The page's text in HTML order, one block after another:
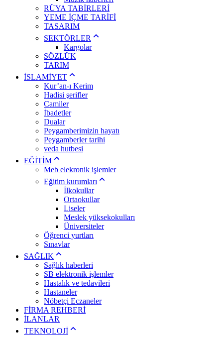
RÜYA TABİRLERİ
YEME İÇME TARİFİ
TASARIM
SEKTÖRLER
Kargolar
SÖZLÜK
TARIM
İSLAMİYET
Kur’an-ı Kerim
Hadisi şerifler
Camiler
İbadetler
Dualar
Peygamberimizin hayatı
Peygamberler tarihi
veda hutbesi
EĞİTİM
Meb elekronik işlemler
Eğitim kurumları
İlkokullar
Ortaokullar
Liseler
Meslek yüksekokulları
Üniversiteler
Öğrenci yurtları
Sınavlar
SAĞLIK
Sağlık haberleri
SB elektronik işlemler
Hastalık ve tedavileri
Hastaneler
Nöbetçi Eczaneler
FİRMA REHBERİ
İLANLAR
TEKNOLOJİ